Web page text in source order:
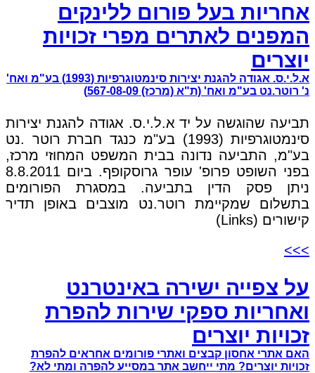
אחריות בעל פורום ללינקים
המפנים לאתרים מפרי זכויות
יוצרים
א.ל.י.ס. אגודה להגנת יצירות סינמטוגרפיות (1993) בע"מ ואח'
נ' רוטר.נט בע"מ ואח' (ת"א (מרכז) 567-08-09)
תביעה שהוגשה על יד א.ל.י.ס. אגודה להגנת יצירות
סינמטוגרפיות (1993) בע"מ כנגד חברת רוטר .נט
בע"מ, התביעה נדונה בבית המשפט המחוזי מרכז,
בפני השופט פרופ' עופר גרוסקופף. ביום 8.8.2011
ניתן פסק הדין בתביעה. במסגרת הפורומים
בתשלום שמקיימת רוטר.נט מוצבים באופן תדיר
קישורים (Links)
>>>
על צפייה ישירה באינטרנט
ואחריות ספקי שירות להפרת
זכויות יוצרים
האם אתרי אחסון קבצים ואתרי פורומים אחראים להפרת
זכויות יוצרים? מתי ייחשב אתר במסייע להפרה ומתי לא?